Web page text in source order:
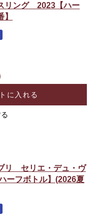
リング 2023【ハー
に入れる
リ セリエ・デュ・ヴ
ーフボトル】(2026夏